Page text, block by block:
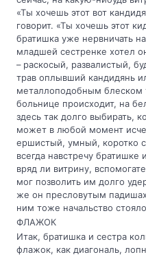
«Ты хочешь этот вот
говорит. «Ты хочешь этот
братишка уже нервничать
младшей сестренке хотел
– раскосый, развалистый,
трав оплывший кандидянь
металлоподобным блеском
больнице происходит, на
здесь так долго выбирать,
может в любой момент
ершистый, умный, коротко
всегда навстречу братишке
вряд ли витрину,
мог позволить им долго
же он пресловутым
ним тоже начальство
ФЛАЖОК
Итак, братишка и сестра
флажок, как диагональ,